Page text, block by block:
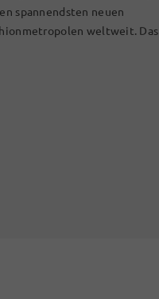
spannendsten neuen
weltweit. Das